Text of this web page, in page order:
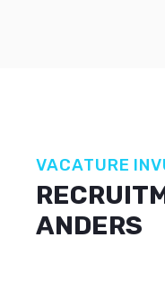
VACATURE
ANDERS